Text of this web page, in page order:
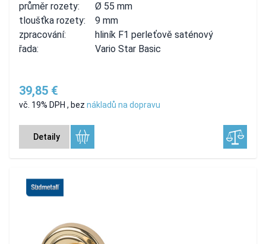
průměr rozety:
Ø 55 mm
tloušťka rozety:
9 mm
zpracování:
hliník F1 perleťově saténový
řada:
Vario Star Basic
39,85 €
vč. 19% DPH , bez nákladů na dopravu
Detaily